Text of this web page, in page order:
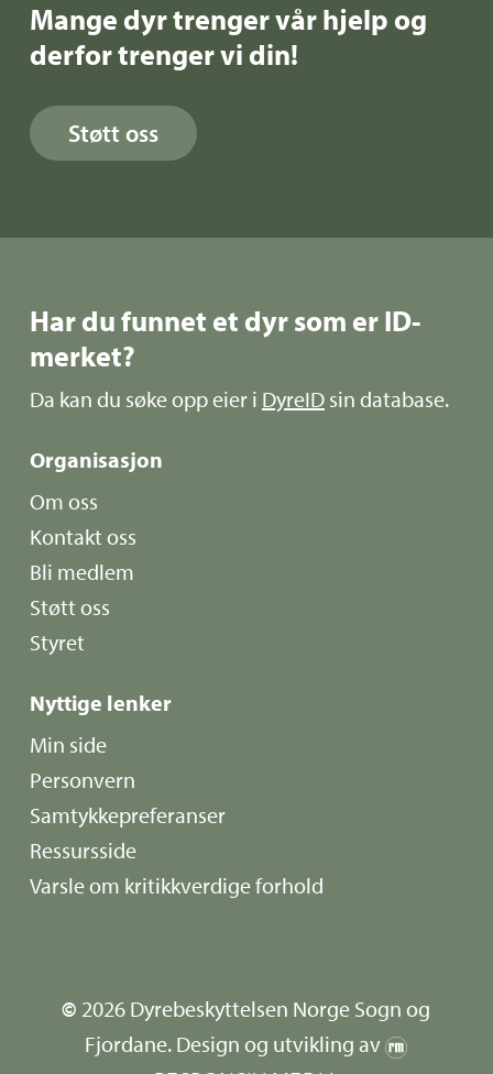
Mange dyr trenger vår hjelp og
derfor trenger vi din!
Støtt oss
Har du funnet et dyr som er ID-
merket?
Da kan du søke opp eier i DyreID sin database.
Organisasjon
Om oss
Kontakt oss
Bli medlem
Støtt oss
Styret
Nyttige lenker
Min side
Personvern
Samtykkepreferanser
Ressursside
Varsle om kritikkverdige forhold
© 2026 Dyrebeskyttelsen Norge Sogn og
Fjordane. Design og utvikling av